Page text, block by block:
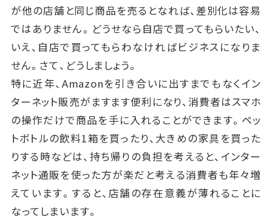
が他の店舗と同じ商品を売るとなれば、差別化は容易
ではありません。どうせなら自店で買ってもらいたい、
いえ、自店で買ってもらわなければビジネスになりま
せん。さて、どうしましょう。
特に近年、Amazonを引き合いに出すまでもなくイン
ターネット販売がますます便利になり、消費者はスマホ
の操作だけで商品を手に入れることができます。ペッ
トボトルの飲料1箱を買ったり、大きめの家具を買った
りする時などは、持ち帰りの負担を考えると、インター
ネット通販を使った方が楽だと考える消費者も年々増
えています。すると、店舗の存在意義が薄れることに
なってしまいます。